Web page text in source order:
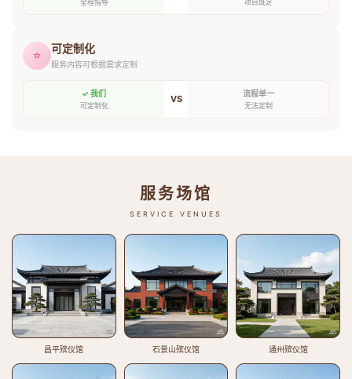
全程指导 项目既定
⭐ 可定制化
服务内容可根据需求定制
✓ 我们
可定制化
VS 流程单一
无法定制
服务场馆
SERVICE VENUES
昌平殡仪馆 石景山殡仪馆 通州殡仪馆